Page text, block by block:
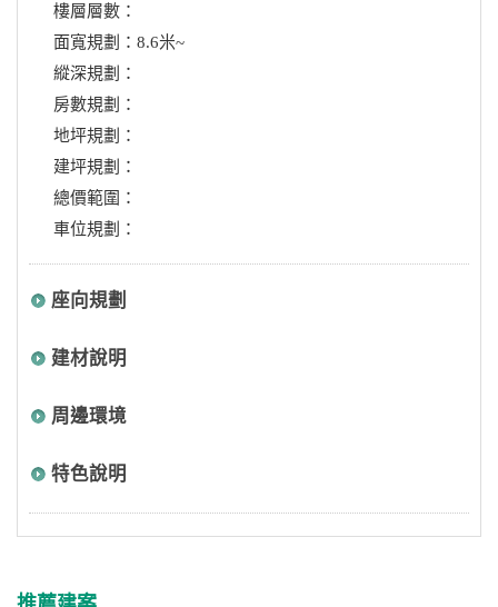
樓層層數：
面寬規劃：8.6米~
縱深規劃：
房數規劃：
地坪規劃：
建坪規劃：
總價範圍：
車位規劃：
座向規劃
建材說明
周邊環境
特色說明